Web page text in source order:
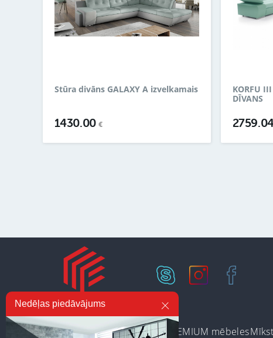
Stūra divāns GALAXY A izvelkamais
1430.00€
KORFU
DĪVANS
Ir noliktavāPreču kategorijasPREMIUM mēbeles
Nedēļas piedāvājums